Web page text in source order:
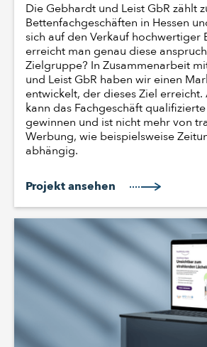
Die Gebhardt und Leist GbR zählt
Bettenfachgeschäften in Hessen
sich auf den Verkauf hochwertiger
erreicht man genau diese
Zielgruppe? In Zusammenarbeit
und Leist GbR haben wir einen
entwickelt, der dieses Ziel erreicht.
kann das Fachgeschäft
gewinnen und ist nicht mehr von
Werbung, wie beispielsweise
abhängig.
Projekt ansehen